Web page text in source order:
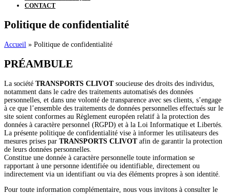
CONTACT
Politique de confidentialité
Accueil » Politique de confidentialité
PRÉAMBULE
La société TRANSPORTS CLIVOTsoucieuse des droits des individus,
notamment dans le cadre des traitements automatisés des données
personnelles, et dans une volonté de transparence avec ses clients, s’engage
à ce que l’ensemble des traitements de données personnelles effectués sur le
site soient conformes au Règlement européen relatif à la protection des
données à caractère personnel (RGPD) et à la Loi Informatique et Libertés.
La présente politique de confidentialité vise à informer les utilisateurs des
mesures prises par TRANSPORTS CLIVOTafin de garantir la protection
de leurs données personnelles.
Constitue une donnée à caractère personnelle toute information se
rapportant à une personne identifiée ou identifiable, directement ou
indirectement via un identifiant ou via des éléments propres à son identité.
Pour toute information complémentaire, nous vous invitons à consulter le